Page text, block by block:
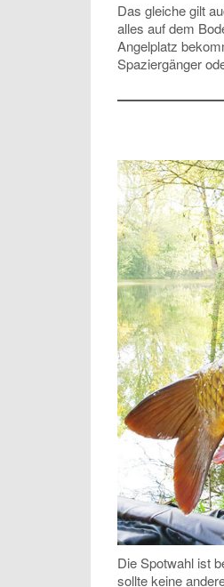
Das gleiche gilt
alles auf dem
Angelplatz
Spaziergänger
Die Spotwahl ist
sollte keine